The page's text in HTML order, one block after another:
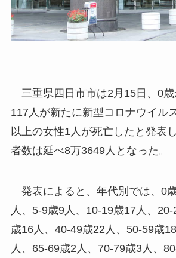
三重県四日市市は2月15日、0
117人が新たに新型コロナウイル
以上の女性1人が死亡したと発表
者数は延べ8万3649人となった。
発表によると、年代別では、0
人、5-9歳9人、10-19歳17人、
歳16人、40-49歳22人、50-59歳
人、65-69歳2人、70-79歳3人、